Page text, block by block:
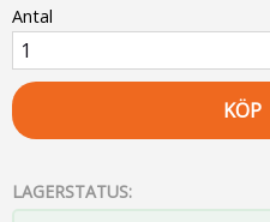
Antal
KÖP
LAGERSTATUS